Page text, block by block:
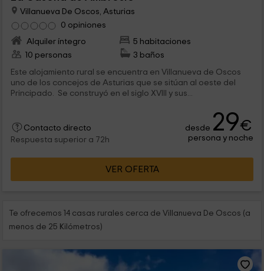
Villanueva De Oscos, Asturias
0 opiniones
Alquiler íntegro
5 habitaciones
10 personas
3 baños
Este alojamiento rural se encuentra en Villanueva de Oscos
uno de los concejos de Asturias que se sitúan al oeste del
Principado. Se construyó en el siglo XVIII y sus...
Contacto directo
Respuesta superior a 72h
desde 29€
persona y noche
VER OFERTA
Te ofrecemos 14 casas rurales cerca de Villanueva De Oscos (a
menos de 25 Kilómetros)